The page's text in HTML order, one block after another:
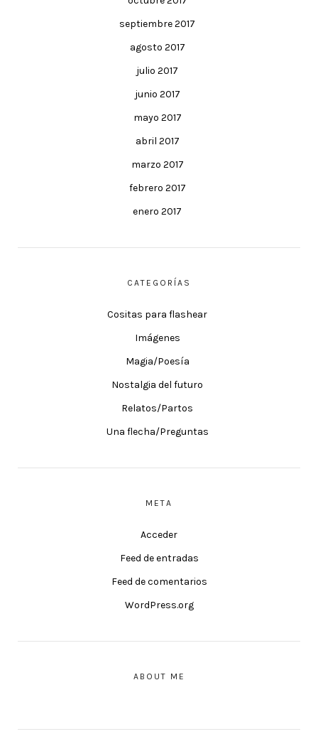
septiembre 2017
agosto 2017
julio 2017
junio 2017
mayo 2017
abril 2017
marzo 2017
febrero 2017
enero 2017
CATEGORÍAS
Cositas para flashear
Imágenes
Magia/Poesía
Nostalgia del futuro
Relatos/Partos
Una flecha/Preguntas
META
Acceder
Feed de entradas
Feed de comentarios
WordPress.org
ABOUT ME